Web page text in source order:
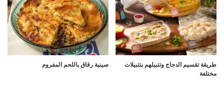
طريقة تقسيم الدجاج وتتبيلهم بتتبيلات
مختلفة
صينية رقاق باللحم المفروم